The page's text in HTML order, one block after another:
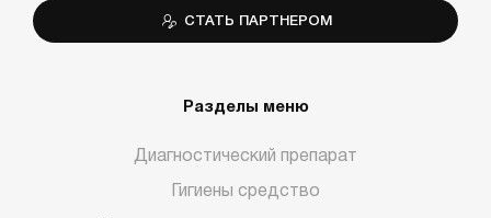
СТАТЬ ПАРТНЕРОМ
Разделы меню
Диагностический препарат
Гигиены средство